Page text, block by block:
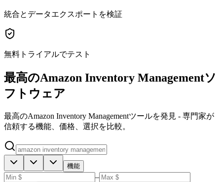
統合とデータエクスポートを検証
無料トライアルでテスト
最高のAmazon Inventory Managementソ
フトウェア
最高のAmazon Inventory Managementツールを発見 - 専門家が
信頼する機能、価格、選択を比較。
機能
–